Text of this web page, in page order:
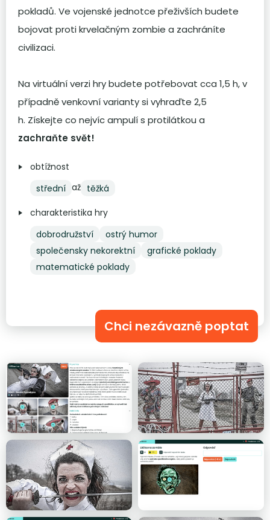
pokladů. Ve vojenské jednotce přeživších budete
bojovat proti krvelačným zombie a zachráníte
civilizaci.
Na virtuální verzi hry budete potřebovat cca 1,5 h, v
případně venkovní varianty si vyhraďte 2,5
h. Získejte co nejvíc ampulí s protilátkou a
zachraňte svět!
obtížnost
střední až těžká
charakteristika hry
dobrodružství
ostrý humor
společensky nekorektní
grafické poklady
matematické poklady
Chci nezávazně poptat